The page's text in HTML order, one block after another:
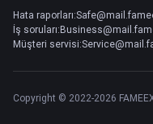
Hata
İş
Müşteri
Copyright © 2022-2026